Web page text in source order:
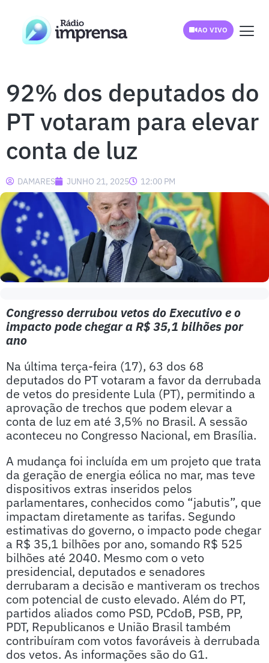
AO VIVO
92% dos deputados do
PT votaram para elevar
conta de luz
DAMARES JUNHO 21, 2025 12:00 PM
Congresso derrubou vetos do Executivo e o
impacto pode chegar a R$ 35,1 bilhões por
ano
Na última terça-feira (17), 63 dos 68
deputados do PT votaram a favor da derrubada
de vetos do presidente Lula (PT), permitindo a
aprovação de trechos que podem elevar a
conta de luz em até 3,5% no Brasil. A sessão
aconteceu no Congresso Nacional, em Brasília.
A mudança foi incluída em um projeto que trata
da geração de energia eólica no mar, mas teve
dispositivos extras inseridos pelos
parlamentares, conhecidos como “jabutis”, que
impactam diretamente as tarifas. Segundo
estimativas do governo, o impacto pode chegar
a R$ 35,1 bilhões por ano, somando R$ 525
bilhões até 2040. Mesmo com o veto
presidencial, deputados e senadores
derrubaram a decisão e mantiveram os trechos
com potencial de custo elevado. Além do PT,
partidos aliados como PSD, PCdoB, PSB, PP,
PDT, Republicanos e União Brasil também
contribuíram com votos favoráveis à derrubada
dos vetos. As informações são do G1.